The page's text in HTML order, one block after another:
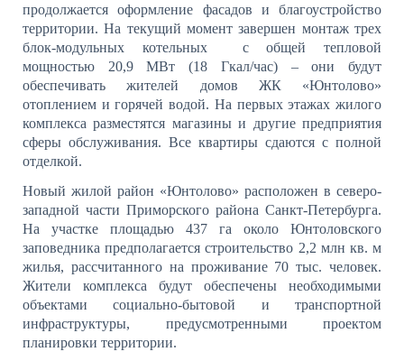
продолжается оформление фасадов и благоустройство
территории. На текущий момент завершен монтаж трех
блок-модульных котельных
с общей тепловой
мощностью 20,9 МВт (18 Гкал/час) – они будут
обеспечивать жителей домов ЖК «Юнтолово»
отоплением и горячей водой. На первых этажах жилого
комплекса разместятся магазины и другие предприятия
сферы обслуживания. Все квартиры сдаются с полной
отделкой.
Новый жилой район «Юнтолово» расположен в северо-
западной части Приморского района Санкт-Петербурга.
На участке площадью 437 га около Юнтоловского
заповедника предполагается строительство 2,2 млн кв. м
жилья, рассчитанного на проживание 70 тыс. человек.
Жители комплекса будут обеспечены необходимыми
объектами социально-бытовой и транспортной
инфраструктуры, предусмотренными проектом
планировки территории.